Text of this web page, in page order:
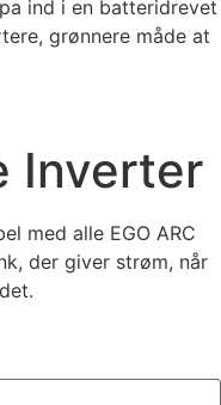
ind i en batteridrevet
grønnere måde at
Inverter
med alle EGO ARC
der giver strøm, når